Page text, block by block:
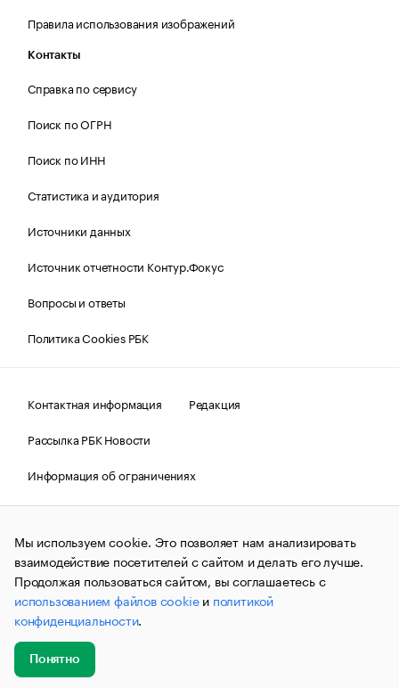
Правила использования изображений
Контакты
Справка по сервису
Поиск по ОГРН
Поиск по ИНН
Статистика и аудитория
Источники данных
Источник отчетности Контур.Фокус
Вопросы и ответы
Политика Cookies РБК
Контактная информация
Редакция
Рассылка РБК Новости
Информация об ограничениях
Правовая информация
О соблюдении авторских прав
© АО «РОСБИЗНЕСКОНСАЛТИНГ»,1995–2026.Сообщения
и материалы информационного агентства «РБК»
(зарегистрировано Федеральной службой по надзору в сфере
связи, информационных технологий и массовых
коммуникаций (Роскомнадзор) 09.12.2015 за номером ИА
№ФС77-63848) сопровождаются пометкой «РБК». Отдельные
публикации могут содержать информацию,
не предназначенную для пользователей
до 18 лет.
Мы используем cookie. Это позволяет нам анализировать
взаимодействие посетителей с сайтом и делать его лучше.
Продолжая пользоваться сайтом, вы соглашаетесь с
использованием файлов cookieи политикой
конфиденциальности.
Понятно